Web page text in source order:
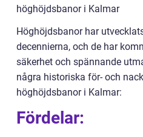
höghöjdsbanor i Kalmar
Höghöjdsbanor har
decennierna, och de har
säkerhet och spännande
några historiska för- och
höghöjdsbanor i Kalmar:
Fördelar: